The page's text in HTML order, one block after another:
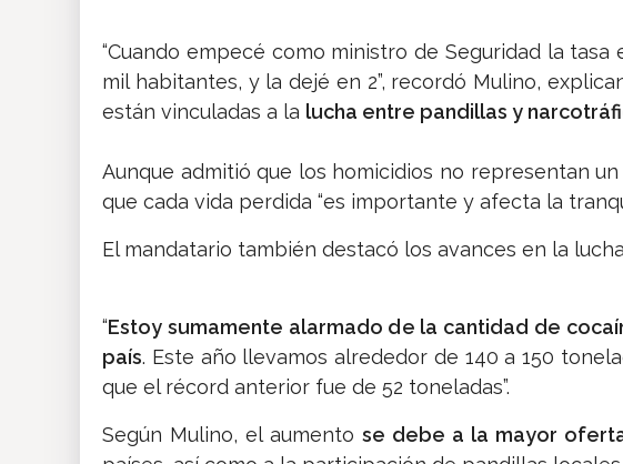
“Cuando empecé como ministro de Seguridad la
mil habitantes, y la dejé en 2”, recordó Mulino,
están vinculadas a la lucha entre pandillas y
Aunque admitió que los homicidios no representan
que cada vida perdida “es importante y afecta la
El mandatario también destacó los avances en la
“Estoy sumamente alarmado de la cantidad de
país. Este año llevamos alrededor de 140 a 150
que el récord anterior fue de 52 toneladas”.
Según Mulino, el aumento se debe a la mayor